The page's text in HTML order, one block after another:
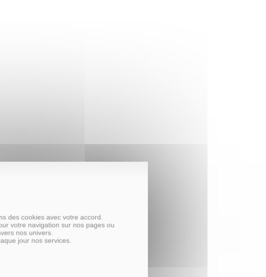
des cookies avec votre accord.
votre navigation sur nos pages ou
nos univers.
jour nos services.